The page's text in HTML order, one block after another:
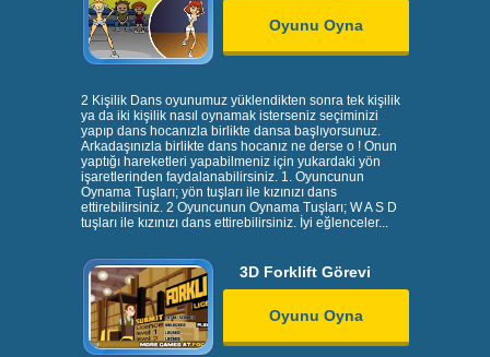
Oyunu Oyna
2 Kişilik Dans oyunumuz yüklendikten sonra tek kişilik
ya da iki kişilik nasıl oynamak isterseniz seçiminizi
yapıp dans hocanızla birlikte dansa başlıyorsunuz.
Arkadaşınızla birlikte dans hocanız ne derse o ! Onun
yaptığı hareketleri yapabilmeniz için yukardaki yön
işaretlerinden faydalanabilirsiniz. 1. Oyuncunun
Oynama Tuşları; yön tuşları ile kızınızı dans
ettirebilirsiniz. 2 Oyuncunun Oynama Tuşları; W A S D
tuşları ile kızınızı dans ettirebilirsiniz. İyi eğlenceler...
3D Forklift Görevi
Oyunu Oyna